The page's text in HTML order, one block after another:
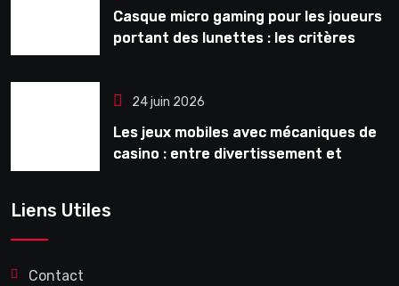
Casque micro gaming pour les joueurs
portant des lunettes : les critères
24 juin 2026
Les jeux mobiles avec mécaniques de
casino : entre divertissement et
Liens Utiles
Contact